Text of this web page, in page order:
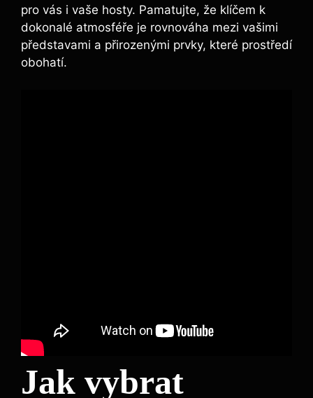
pro vás i vaše hosty. Pamatujte, že klíčem k
dokonalé atmosféře je rovnováha ⁤mezi ‌vašimi
⁤představami a přirozenými⁣ prvky, které prostředí
obohatí.
Jak vybrat